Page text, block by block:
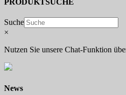
PRODUKTSUCHE
Suche
×
Nutzen Sie unsere Chat-Funktion
News